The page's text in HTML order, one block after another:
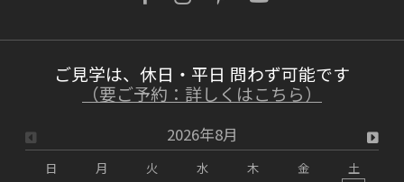
OWNERS BLOG 更新
詳しくはこちら
2026/07/12
【インタビュー動画】理髪店オーナー様に聞
ご見学は、休日・平日 問わず可能です
（要ご予約：詳しくはこちら）
2026年8月
日 月 火 水 木 金
土